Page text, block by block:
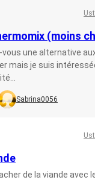
(moins
une alternative
mais je suis
Sabrina0056
de la viande avec